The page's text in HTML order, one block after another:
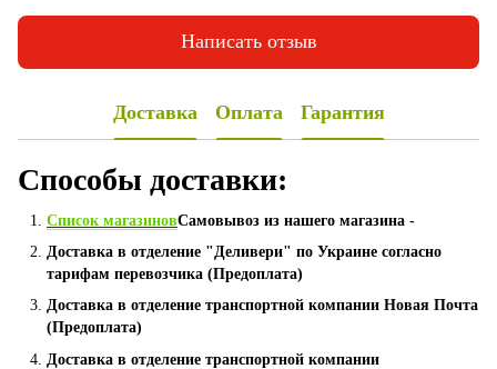
Написать отзыв
Доставка Оплата Гарантия
Способы доставки:
Список магазиновСамовывоз из нашего магазина -
Доставка в отделение "Деливери" по Украине согласно
тарифам перевозчика (Предоплата)
Доставка в отделение транспортной компании Новая Почта
(Предоплата)
Доставка в отделение транспортной компании